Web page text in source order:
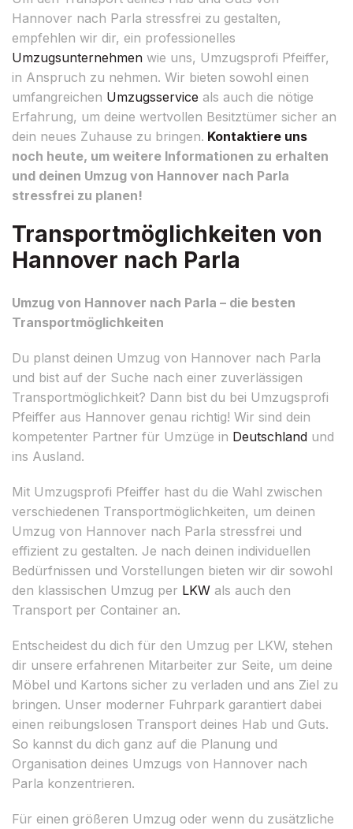
Hannover nach Parla stressfrei zu gestalten,
empfehlen wir dir, ein professionelles
Umzugsunternehmen wie uns, Umzugsprofi Pfeiffer,
in Anspruch zu nehmen. Wir bieten sowohl einen
umfangreichen Umzugsservice als auch die nötige
Erfahrung, um deine wertvollen Besitztümer sicher an
dein neues Zuhause zu bringen. Kontaktiere uns
noch heute, um weitere Informationen zu erhalten
und deinen Umzug von Hannover nach Parla
stressfrei zu planen!
Transportmöglichkeiten von
Hannover nach Parla
Umzug von Hannover nach Parla – die besten
Transportmöglichkeiten
Du planst deinen Umzug von Hannover nach Parla
und bist auf der Suche nach einer zuverlässigen
Transportmöglichkeit? Dann bist du bei Umzugsprofi
Pfeiffer aus Hannover genau richtig! Wir sind dein
kompetenter Partner für Umzüge in Deutschland und
ins Ausland.
Mit Umzugsprofi Pfeiffer hast du die Wahl zwischen
verschiedenen Transportmöglichkeiten, um deinen
Umzug von Hannover nach Parla stressfrei und
effizient zu gestalten. Je nach deinen individuellen
Bedürfnissen und Vorstellungen bieten wir dir sowohl
den klassischen Umzug per LKW als auch den
Transport per Container an.
Entscheidest du dich für den Umzug per LKW, stehen
dir unsere erfahrenen Mitarbeiter zur Seite, um deine
Möbel und Kartons sicher zu verladen und ans Ziel zu
bringen. Unser moderner Fuhrpark garantiert dabei
einen reibungslosen Transport deines Hab und Guts.
So kannst du dich ganz auf die Planung und
Organisation deines Umzugs von Hannover nach
Parla konzentrieren.
Für einen größeren Umzug oder wenn du zusätzliche